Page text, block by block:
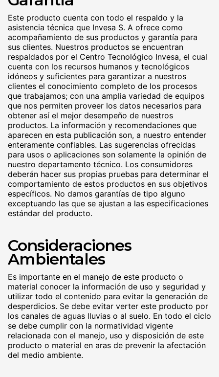
Este producto cuenta con todo el respaldo y la
asistencia técnica que Invesa S. A ofrece como
acompañamiento de sus productos y garantía para
sus clientes. Nuestros productos se encuentran
respaldados por el Centro Tecnológico Invesa, el cual
cuenta con los recursos humanos y tecnológicos
idóneos y suficientes para garantizar a nuestros
clientes el conocimiento completo de los procesos
que trabajamos; con una amplia variedad de equipos
que nos permiten proveer los datos necesarios para
obtener así el mejor desempeño de nuestros
productos. La información y recomendaciones que
aparecen en esta publicación son, a nuestro entender
enteramente confiables. Las sugerencias ofrecidas
para usos o aplicaciones son solamente la opinión de
nuestro departamento técnico. Los consumidores
deberán hacer sus propias pruebas para determinar el
comportamiento de estos productos en sus objetivos
específicos. No damos garantías de tipo alguno
exceptuando las que se ajustan a las especificaciones
estándar del producto.
Consideraciones
Ambientales
Es importante en el manejo de este producto o
material conocer la información de uso y seguridad y
utilizar todo el contenido para evitar la generación de
desperdicios. Se debe evitar verter este producto por
los canales de aguas lluvias o al suelo. En todo el ciclo
se debe cumplir con la normatividad vigente
relacionada con el manejo, uso y disposición de este
producto o material en aras de prevenir la afectación
del medio ambiente.